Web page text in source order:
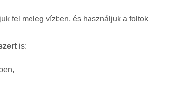
fel meleg vízben, és használjuk a foltok
is: